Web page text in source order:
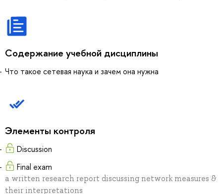
Содержание учебной дисциплины
Что такое сетевая наука и зачем она нужна
Элементы контроля
Discussion
Final exam
a written research report discussing network measures &
their interpretations